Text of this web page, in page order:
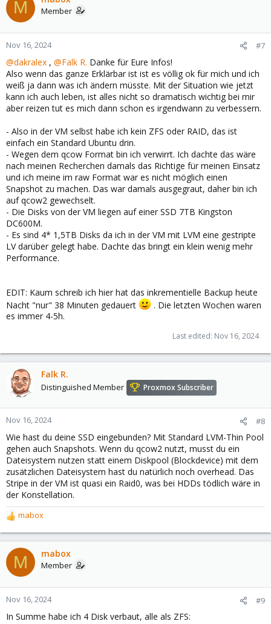
t
o
n
:
M Member
Nov 16, 2024 #7
@dakralex , @Falk R. Danke für Eure Infos!
Also wenn das ganze Erklärbar ist ist es völlig ok für mich und ich
weiß ja dann was ich ändern müsste. Mit der Situation wie jetzt
kann ich auch leben, ist alles nicht so dramatisch wichtig bei mir
aber reizen tut es mich dann schon es irgendwann zu verbessern.
- Also in der VM selbst habe ich kein ZFS oder RAID, das ist
einfach ein Standard Ubuntu drin.
- Wegen dem qcow Format bin ich verwirrt. Ich dachte das wäre
nach meinen Recherchen damals das Richtige für meinen Einsatz
und ich meine im raw Format war es nicht möglich einen
Snapshot zu machen. Das war damals ausgegraut, daher bin ich
auf qcow2 gewechselt.
- Die Disks von der VM liegen auf einer SSD 7TB Kingston
DC600M.
- Es sind 4* 1,5TB Disks da ich in der VM mit LVM eine gestripte
LV darüber gelegt habe. Dachte das bringt ein klein wenig mehr
Performance.
EDIT: Kaum schreib ich hier hat das inkrementielle Backup heute
Nacht "nur" 38 Minuten gedauert
. Die letzten Wochen waren
es immer 4-5h.
Last edited: Nov 16, 2024
Falk R.
Distinguished Member Proxmox Subscriber
Nov 16, 2024 #8
Wie hast du deine SSD eingebunden? Mit Standard LVM-Thin Pool
gehen auch Snapshots. Wenn du qcow2 nutzt, musst du ein
Dateisystem nutzen statt einem Diskpool (Blockdevice) mit dem
zusätzlichen Dateisystem hast du natürlich noch overhead. Das
Stripe in der VM ist quasi ein Raid0, was bei HDDs tödlich wäre in
der Konstellation.
R
e
a
c
t
o
n
:
mabox
M mabox
Member
Nov 16, 2024 #9
In Summe habe ich 4 Disk verbaut, alle als ZFS: